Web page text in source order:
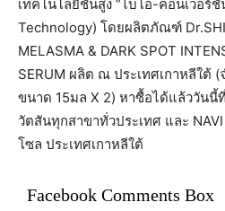
เทคโนโลยีชั้นสูง “ไบโอ-คอนเวอร์
Technology) โดยผลิตภัณฑ์
MELASMA & DARK SPOT
SERUM ผลิต ณ ประเทศเกาหลีใต้
ขนาด 15มล X 2) หาซื้อได้แล้ววันนี้
วัตสันทุกสาขาทั่วประเทศ และ NAVI
โซล ประเทศเกาหลีใต้
Facebook Comments Box